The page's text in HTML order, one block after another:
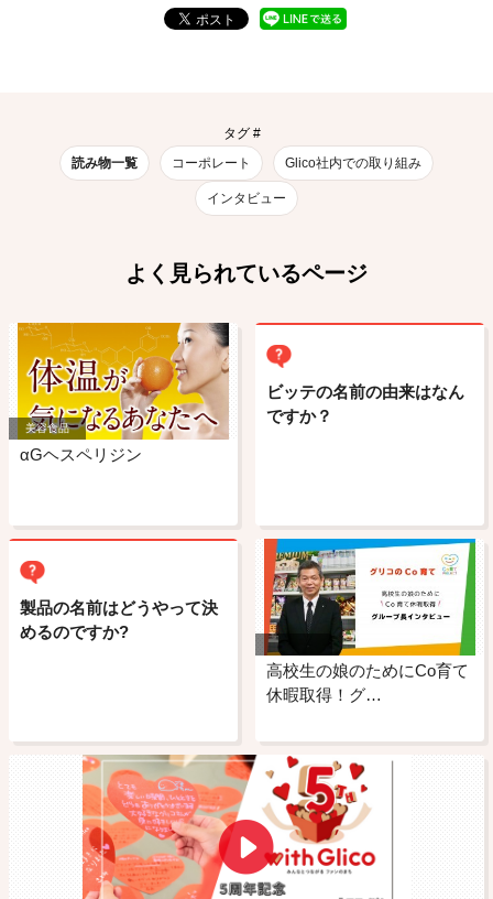
タグ #
読み物一覧
コーポレート Glico社内での取り組み
インタビュー
よく見られているページ
美容食品
αGヘスペリジン
ビッテの名前の由来はなん
ですか？
製品の名前はどうやって決
めるのですか?
高校生の娘のためにCo育て
休暇取得！グ…